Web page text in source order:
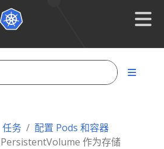
任务
配置 Pods 和容器
作为存储